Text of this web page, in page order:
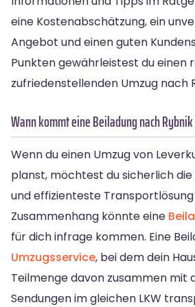
eine Kostenabschätzung, ein
Angebot und einen guten
Punkten gewährleistest du einen
zufriedenstellenden Umzug nach
Wann kommt eine Beiladung nach
Wenn du einen Umzug von
planst, möchtest du sicherlich
und effizienteste
Zusammenhang könnte eine
für dich infrage kommen. Eine
Umzugsservice, bei dem dein
Teilmenge davon zusammen mit
Sendungen im gleichen LKW